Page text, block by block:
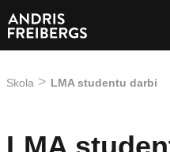
Skola LMA studentu darbi